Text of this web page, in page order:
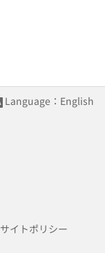
Language：English
サイトポリシー